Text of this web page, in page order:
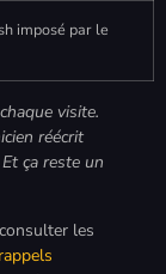
imposé par le
visite.
réécrit
ça reste un
les